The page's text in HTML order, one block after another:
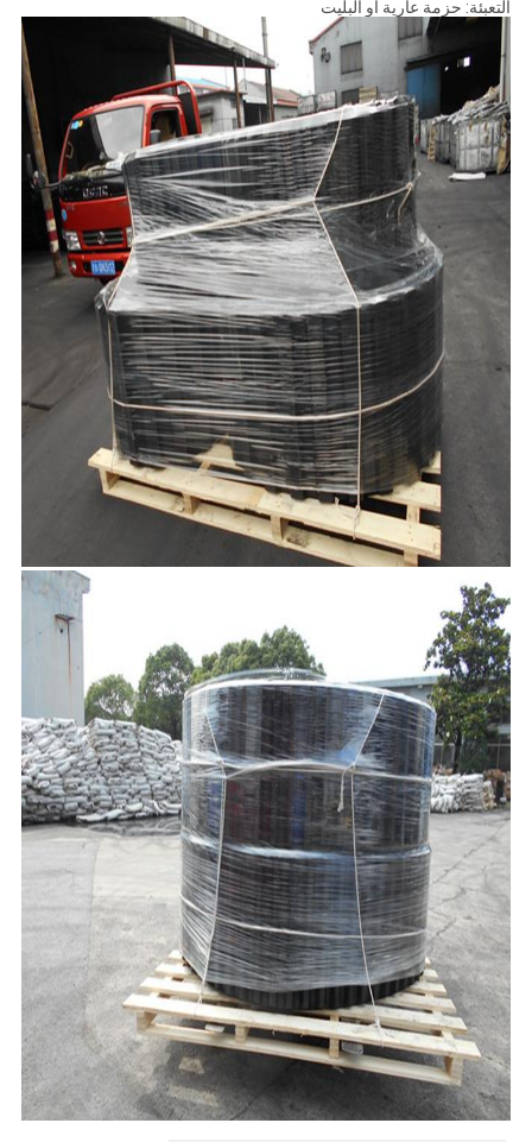
التعبئة: حزمة عارية أو البليت